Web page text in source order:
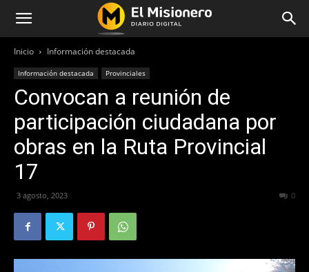
Inicio Información destacada
Información destacada Provinciales
Convocan a reunión de
participación ciudadana por
obras en la Ruta Provincial
17
3 agosto, 2023 0